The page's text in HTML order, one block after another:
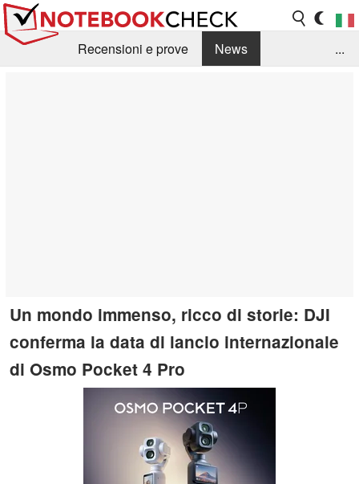
Recensioni e prove
News
...
Un mondo immenso, ricco di storie: DJI
conferma la data di lancio internazionale
di Osmo Pocket 4 Pro